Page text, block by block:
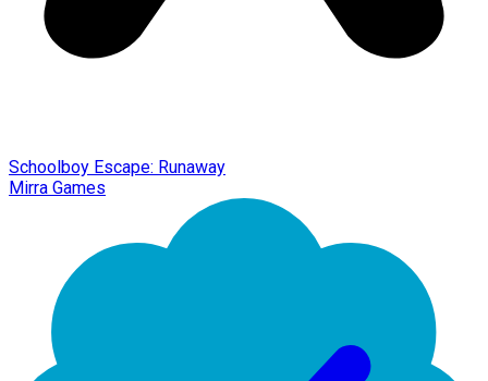
Schoolboy Escape: Runaway
Mirra Games